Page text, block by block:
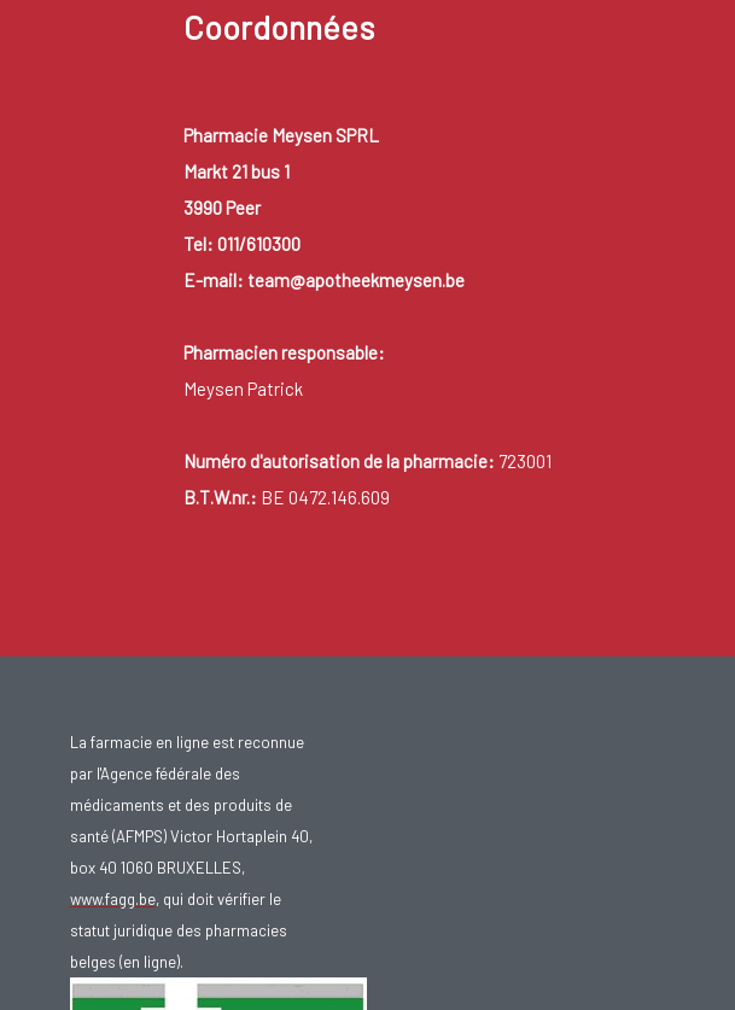
Coordonnées
Pharmacie Meysen SPRL
Markt 21 bus 1
3990 Peer
Tel: 011/610300
E-mail: team@apotheekmeysen.be
Pharmacien responsable:
Meysen Patrick
Numéro d'autorisation de la pharmacie: 723001
B.T.W.nr.: BE 0472.146.609
La farmacie en ligne est reconnue
par l'Agence fédérale des
médicaments et des produits de
santé (AFMPS) Victor Hortaplein 40,
box 40 1060 BRUXELLES,
www.fagg.be, qui doit vérifier le
statut juridique des pharmacies
belges (en ligne).